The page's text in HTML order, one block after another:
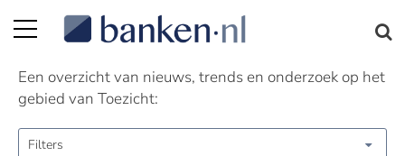
Toezicht nieuws | Pagina 6
Een overzicht van nieuws, trends en onderzoek op het
gebied van Toezicht:
Filters